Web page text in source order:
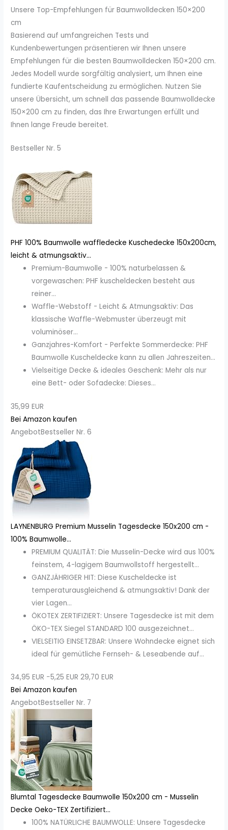
Unsere Top-Empfehlungen für Baumwolldecken 150×200
cm
Basierend auf umfangreichen Tests und
Kundenbewertungen präsentieren wir Ihnen unsere
Empfehlungen für die besten Baumwolldecken 150×200 cm.
Jedes Modell wurde sorgfältig analysiert, um Ihnen eine
fundierte Kaufentscheidung zu ermöglichen. Nutzen Sie
unsere Übersicht, um schnell das passende Baumwolldecke
150×200 cm zu finden, das Ihre Erwartungen erfüllt und
Ihnen lange Freude bereitet.
Bestseller Nr. 5
PHF 100% Baumwolle waffledecke Kuschedecke 150x200cm,
leicht & atmungsaktiv...
Premium-Baumwolle - 100% naturbelassen &
vorgewaschen: PHF kuscheldecken besteht aus
reiner...
Waffle-Webstoff - Leicht & Atmungsaktiv: Das
klassische Waffle-Webmuster überzeugt mit
voluminöser...
Ganzjahres-Komfort - Perfekte Sommerdecke: PHF
Baumwolle Kuscheldecke kann zu allen Jahreszeiten...
Vielseitige Decke & ideales Geschenk: Mehr als nur
eine Bett- oder Sofadecke: Dieses...
35,99 EUR
Bei Amazon kaufen
AngebotBestseller Nr. 6
LAYNENBURG Premium Musselin Tagesdecke 150x200 cm -
100% Baumwolle...
PREMIUM QUALITÄT: Die Musselin-Decke wird aus 100%
feinstem, 4-lagigem Baumwollstoff hergestellt...
GANZJÄHRIGER HIT: Diese Kuscheldecke ist
temperaturausgleichend & atmungsaktiv! Dank der
vier Lagen...
ÖKOTEX ZERTIFIZIERT: Unsere Tagesdecke ist mit dem
ÖKO-TEX Siegel STANDARD 100 ausgezeichnet...
VIELSEITIG EINSETZBAR: Unsere Wohndecke eignet sich
ideal für gemütliche Fernseh- & Leseabende auf...
34,95 EUR −5,25 EUR 29,70 EUR
Bei Amazon kaufen
AngebotBestseller Nr. 7
Blumtal Tagesdecke Baumwolle 150x200 cm - Musselin
Decke Oeko-TEX Zertifiziert...
100% NATÜRLICHE BAUMWOLLE: Unsere Tagesdecke